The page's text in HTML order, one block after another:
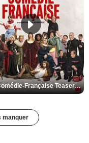
De la Comédie-Française Teaser VF
manquer